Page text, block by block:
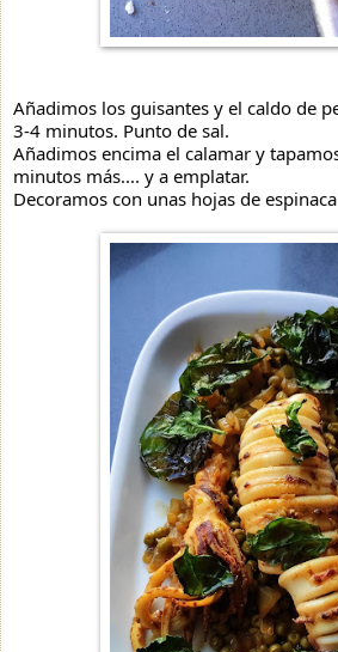
Añadimos los guisantes y el caldo de
3-4 minutos. Punto de sal.
Añadimos encima el calamar y
minutos más.... y a emplatar.
Decoramos con unas hojas de